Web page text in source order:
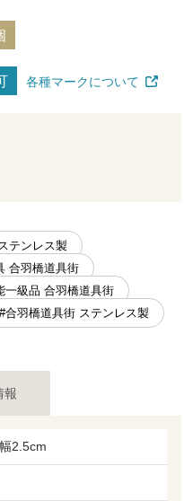
各種マークについて
テンレス製
合羽橋道具街
一級品 合羽橋道具街
#合羽橋道具街 ステンレス製
報
2.5cm